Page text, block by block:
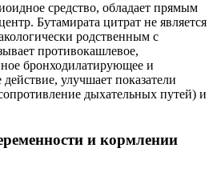
средство, обладает прямым
Бутамирата цитрат не является
родственным с
противокашлевое,
бронходилатирующее и
улучшает показатели
дыхательных путей) и
и кормлении